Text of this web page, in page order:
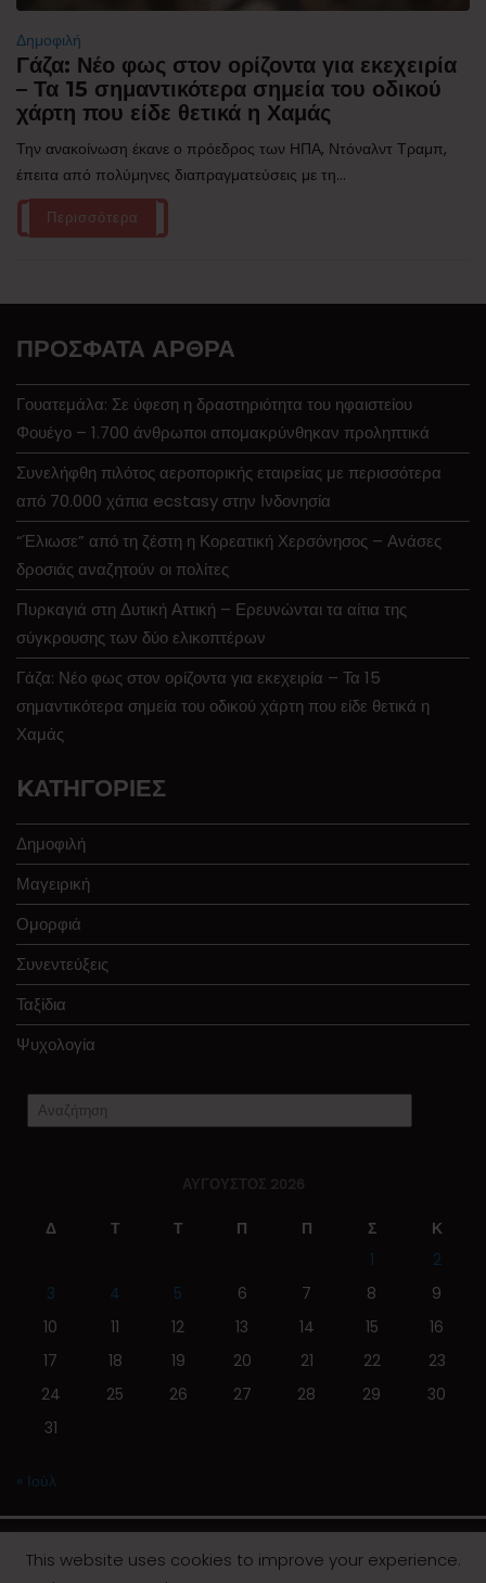
Δημοφιλή
Γάζα: Νέο φως στον ορίζοντα για εκεχειρία
– Τα 15 σημαντικότερα σημεία του οδικού
χάρτη που είδε θετικά η Χαμάς
Την ανακοίνωση έκανε ο πρόεδρος των ΗΠΑ, Ντόναλντ Τραμπ,
έπειτα από πολύμηνες διαπραγματεύσεις με τη...
Περισσότερα
ΠΡΌΣΦΑΤΑ ΆΡΘΡΑ
Γουατεμάλα: Σε ύφεση η δραστηριότητα του ηφαιστείου
Φουέγο – 1.700 άνθρωποι απομακρύνθηκαν προληπτικά
Συνελήφθη πιλότος αεροπορικής εταιρείας με περισσότερα
από 70.000 χάπια ecstasy στην Ινδονησία
“Έλιωσε” από τη ζέστη η Κορεατική Χερσόνησος – Ανάσες
δροσιάς αναζητούν οι πολίτες
Πυρκαγιά στη Δυτική Αττική – Ερευνώνται τα αίτια της
σύγκρουσης των δύο ελικοπτέρων
Γάζα: Νέο φως στον ορίζοντα για εκεχειρία – Τα 15
σημαντικότερα σημεία του οδικού χάρτη που είδε θετικά η
Χαμάς
KΑΤΗΓΟΡΊΕΣ
Δημοφιλή
Μαγειρική
Ομορφιά
Συνεντεύξεις
Ταξίδια
Ψυχολογία
ΑΎΓΟΥΣΤΟΣ 2026
Δ Τ Τ Π Π Σ
Κ
1
2
3
4 5 6 7 8
9
10
11 12 13 14 15
16
17
18 19 20 21 22
23
24
25 26 27 28 29
30
31
« Ιούλ
This website uses cookies to improve your experience.